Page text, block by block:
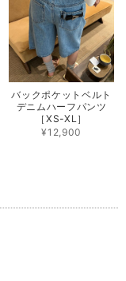
バックポケットベルト
デニムハーフパンツ
［XS-XL］
¥12,900